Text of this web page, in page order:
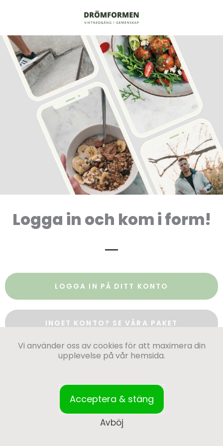
Logga in och kom i form!
LOGGA IN PÅ DITT KONTO
INGET KONTO? SE VÅRA PAKET
Vi använder oss av cookies för att maximera din
upplevelse på vår hemsida.
Acceptera & stäng
Avböj